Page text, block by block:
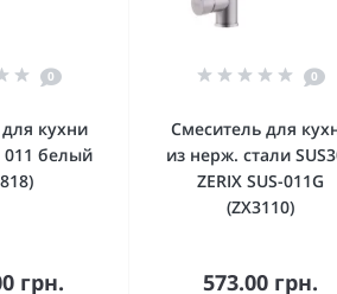
0
кухни
011 белый
грн.
0
Смеситель для
из нерж. стали
ZERIX SUS-011G
(ZX3110)
573.00 грн.
В корзину